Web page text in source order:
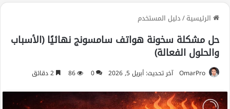
الرئيسية/دليل المستخدم
حل مشكلة سخونة هواتف سامسونج نهائيًا (الأسباب
والحلول الفعالة)
OmarPro آخر تحديث: أبريل 5, 2026 0
86